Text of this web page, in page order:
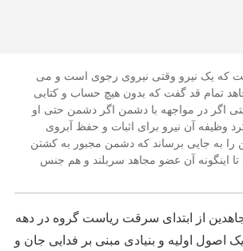
که یک نیرو وقتی نیروی رجوی است و می
تمام قد گفت که بدون هیچ حساب و کتابی
اگر در مواجهه با دشمن اگر دشمن حتی او
وظیفه آن نیرو برای اثبات و حفظ آبروی
را به جایی برساند که دشمن مجبور به کشتن
تا اینگونه آن عضو مجاهد سربلند و هم جنس
از ابتدای سرقت ریاست گروه در دهه
اصول اولیه و بنیادی مبنی بر فدایی جان و